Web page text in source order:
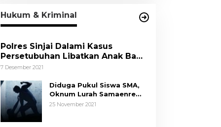
Hukum & Kriminal
Polres Sinjai Dalami Kasus
Persetubuhan Libatkan Anak Bawa
Umur
7 Desember 2021
Diduga Pukul Siswa SMA,
Oknum Lurah Samaenre
Sinjai Dilaporkan ke Polisi
25 November 2021